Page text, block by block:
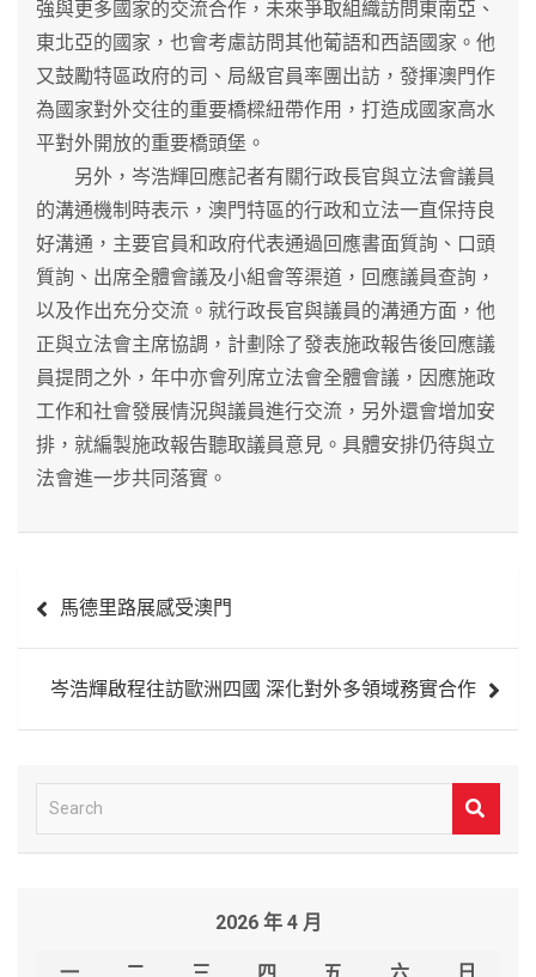
強與更多國家的交流合作，未來爭取組織訪問東南亞、
東北亞的國家，也會考慮訪問其他葡語和西語國家。他
又鼓勵特區政府的司、局級官員率團出訪，發揮澳門作
為國家對外交往的重要橋樑紐帶作用，打造成國家高水
平對外開放的重要橋頭堡。
另外，岑浩輝回應記者有關行政長官與立法會議員
的溝通機制時表示，澳門特區的行政和立法一直保持良
好溝通，主要官員和政府代表通過回應書面質詢、口頭
質詢、出席全體會議及小組會等渠道，回應議員查詢，
以及作出充分交流。就行政長官與議員的溝通方面，他
正與立法會主席協調，計劃除了發表施政報告後回應議
員提問之外，年中亦會列席立法會全體會議，因應施政
工作和社會發展情況與議員進行交流，另外還會增加安
排，就編製施政報告聽取議員意見。具體安排仍待與立
法會進一步共同落實。
章
馬德里路展感受澳門
岑浩輝啟程往訪歐洲四國 深化對外多領域務實合作
e
2026 年 4 月